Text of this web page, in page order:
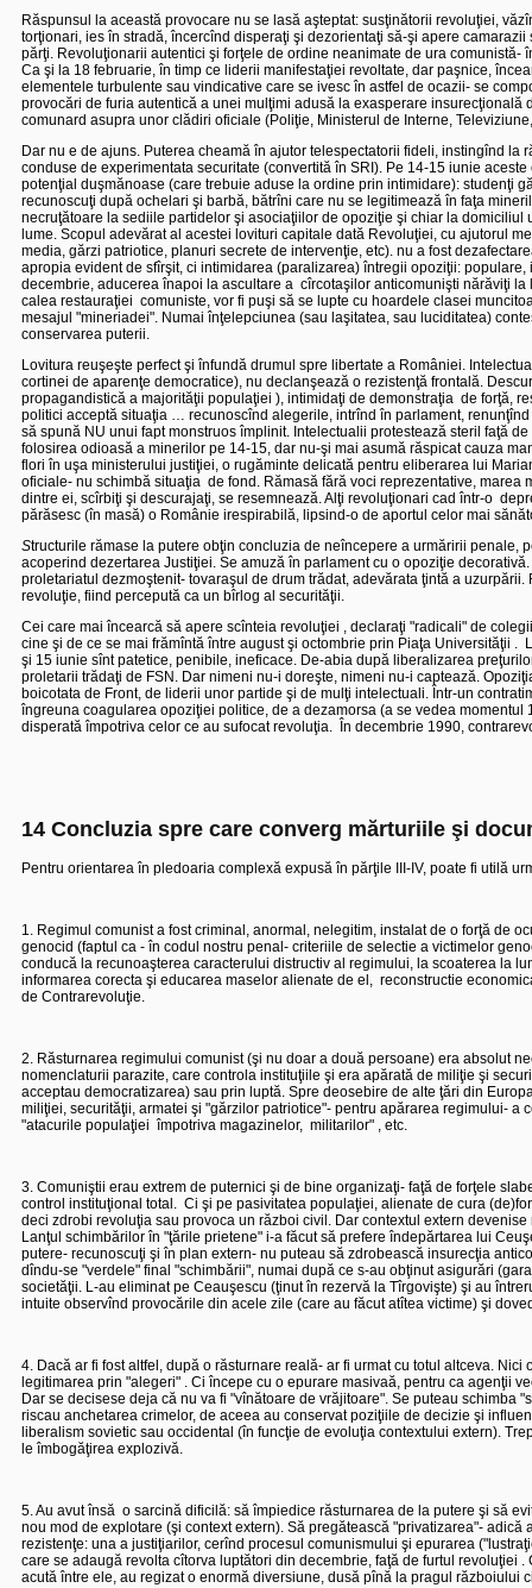
Răspunsul la această provocare nu se lasă aşteptat: susţinătorii revoluţiei,
torţionari, ies în stradă, încercînd disperaţi şi dezorientaţi să-şi apere
părţi. Revoluţionarii autentici şi forţele de ordine neanimate de ura
Ca şi la 18 februarie, în timp ce liderii manifestaţiei revoltate, dar paşnice,
elementele turbulente sau vindicative care se ivesc în astfel de ocazii- se
provocări de furia autentică a unei mulţimi adusă la exasperare insurecţională
comunard asupra unor clădiri oficiale (Poliţie, Ministerul de Interne,
Dar nu e de ajuns. Puterea cheamă în ajutor telespectatorii fideli, instingînd la
conduse de experimentata securitate (convertită în SRI). Pe 14-15 iunie
potenţial duşmănoase (care trebuie aduse la ordine prin intimidare): studenţi
recunoscuţi după ochelari şi barbă, bătrîni care nu se legitimează în faţa
necruţătoare la sediile partidelor şi asociaţiilor de opoziţie şi chiar la
lume. Scopul adevărat al acestei lovituri capitale dată Revoluţiei, cu ajutorul
media, gărzi patriotice, planuri secrete de intervenţie, etc). nu a fost
apropia evident de sfîrşit, ci intimidarea (paralizarea) întregii opoziţii:
decembrie, aducerea înapoi la ascultare a cîrcotaşilor anticomunişti nărăviţi la
calea restauraţiei comuniste, vor fi puşi să se lupte cu hoardele clasei
mesajul "mineriadei". Numai înţelepciunea (sau laşitatea, sau luciditatea)
conservarea puterii.
Lovitura reuşeşte perfect şi înfundă drumul spre libertate a României.
cortinei de aparenţe democratice), nu declanşează o rezistenţă frontală.
propagandistică a majorităţii populaţiei ), intimidaţi de demonstraţia de forţă,
politici acceptă situaţia … recunoscînd alegerile, intrînd în parlament,
să spună NU unui fapt monstruos împlinit. Intelectualii protestează steril faţă
folosirea odioasă a minerilor pe 14-15, dar nu-şi mai asumă răspicat cauza
flori în uşa ministerului justiţiei, o rugăminte delicată pentru eliberarea lui
oficiale- nu schimbă situaţia de fond. Rămasă fără voci reprezentative, marea
dintre ei, scîrbiţi şi descurajaţi, se resemnează. Alţi revoluţionari cad într-o
părăsesc (în masă) o Românie irespirabilă, lipsind-o de aportul celor mai
Structurile rămase la putere obţin concluzia de neîncepere a urmăririi
acoperind dezertarea Justiţiei. Se amuză în parlament cu o opoziţie
proletariatul dezmoştenit- tovaraşul de drum trădat, adevărata ţintă a
revoluţie, fiind percepută ca un bîrlog al securităţii.
Cei care mai încearcă să apere scînteia revoluţiei , declaraţi "radicali" de
cine şi de ce se mai frămîntă între august şi octombrie prin Piaţa Universităţii .
şi 15 iunie sînt patetice, penibile, ineficace. De-abia după liberalizarea
proletarii trădaţi de FSN. Dar nimeni nu-i doreşte, nimeni nu-i captează.
boicotata de Front, de liderii unor partide şi de mulţi intelectuali. Într-un
îngreuna coagularea opoziţiei politice, de a dezamorsa (a se vedea
disperată împotriva celor ce au sufocat revoluţia.
În decembrie 1990,
14 Concluzia spre care converg mărturiile şi
Pentru orientarea în pledoaria complexă expusă în părţile III-IV, poate fi utilă
1. Regimul comunist a fost criminal, anormal, nelegitim, instalat de o forţă de
genocid (faptul ca - în codul nostru penal- criteriile de selectie a victimelor
conducă la recunoaşterea caracterului distructiv al regimului, la scoaterea la
informarea corecta şi educarea maselor alienate de el, reconstructie
de Contrarevoluţie.
2. Răsturnarea regimului comunist (şi nu doar a două persoane) era absolut
nomenclaturii parazite, care controla instituţiile şi era apărată de miliţie şi
acceptau democratizarea) sau prin luptă. Spre deosebire de alte ţări din
miliţiei, securităţii, armatei şi "gărzilor patriotice"- pentru apărarea regimului- a
"atacurile populaţiei împotriva magazinelor, militarilor" , etc.
3. Comuniştii erau extrem de puternici şi de bine organizaţi- faţă de forţele
control instituţional total. Ci şi pe pasivitatea populaţiei, alienate de cura
deci zdrobi revoluţia sau provoca un război civil. Dar contextul extern
Lanţul schimbărilor în "ţările prietene" i-a făcut să prefere îndepărtarea lui
putere- recunoscuţi şi în plan extern- nu puteau să zdrobească insurecţia
dîndu-se "verdele" final "schimbării", numai după ce s-au obţinut asigurări
societăţii. L-au eliminat pe Ceauşescu (ţinut în rezervă la Tîrgovişte) şi au
intuite observînd provocările din acele zile (care au făcut atîtea victime) şi
4. Dacă ar fi fost altfel, după o răsturnare reală- ar fi urmat cu totul altceva.
legitimarea prin "alegeri" . Ci începe cu o epurare masivaă, pentru ca agenţii
Dar se decisese deja că nu va fi "vînătoare de vrăjitoare". Se puteau
riscau anchetarea crimelor, de aceea au conservat poziţiile de decizie şi
liberalism sovietic sau occidental (în funcţie de evoluţia contextului extern).
le îmbogăţirea explozivă.
5. Au avut însă o sarcină dificilă: să împiedice răsturnarea de la putere şi să
nou mod de explotare (şi context extern). Să pregătească "privatizarea"-
rezistenţe: una a justiţiarilor, cerînd procesul comunismului şi epurarea
care se adaugă revolta cîtorva luptători din decembrie, faţă de furtul revoluţiei
acută între ele, au regizat o enormă diversiune, dusă pînă la pragul războiului